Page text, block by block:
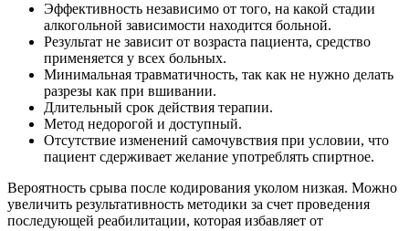
Эффективность независимо от того, на какой стадии
алкогольной зависимости находится больной.
Результат не зависит от возраста пациента, средство
применяется у всех больных.
Минимальная травматичность, так как не нужно делать
разрезы как при вшивании.
Длительный срок действия терапии.
Метод недорогой и доступный.
Отсутствие изменений самочувствия при условии, что
пациент сдерживает желание употреблять спиртное.
Вероятность срыва после кодирования уколом низкая. Можно
увеличить результативность методики за счет проведения
последующей реабилитации, которая избавляет от